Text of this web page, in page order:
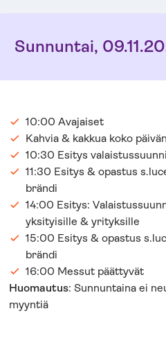
Sunnuntai,
10:00 Avajaiset
Kahvia & kakkua koko päivän
10:30 Esitys
11:30 Esitys & opastus
brändi
14:00 Esitys:
yksityisille & yrityksille
15:00 Esitys & opastus
brändi
16:00 Messut päättyvät
Huomautus: Sunnuntaina ei
myyntiä